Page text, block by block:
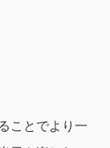
ことでより一